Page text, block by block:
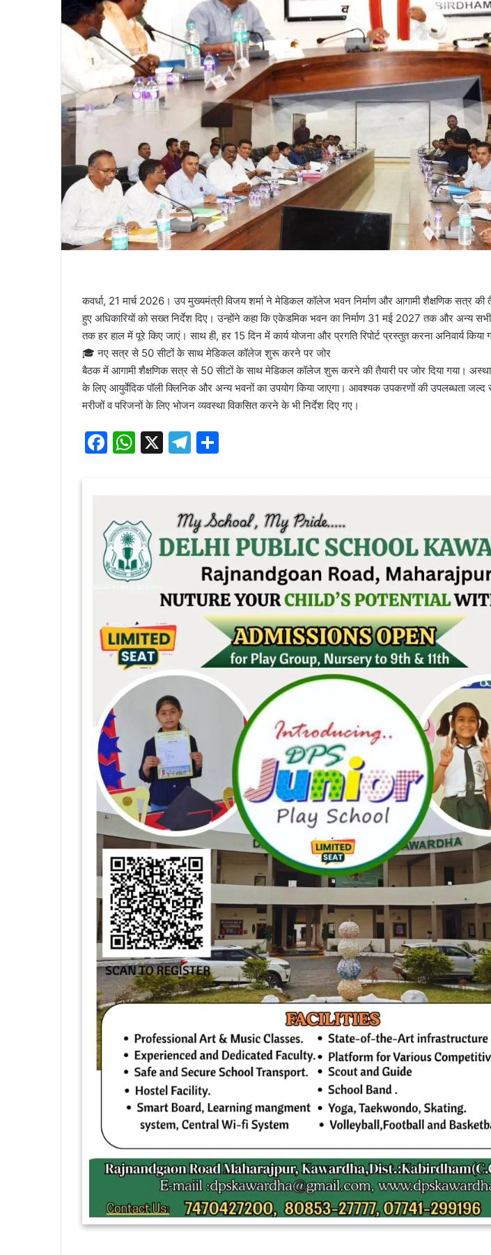
कवर्धा, 21 मार्च 2026। उप मुख्यमंत्री विजय शर्मा ने मेडिकल कॉलेज भवन निर्माण और आगामी शैक्षणिक सत्र की
हुए अधिकारियों को सख्त निर्देश दिए। उन्होंने कहा कि एकेडमिक भवन का निर्माण 31 मई 2027 तक और अन्य
तक हर हाल में पूरे किए जाएं। साथ ही, हर 15 दिन में कार्य योजना और प्रगति रिपोर्ट प्रस्तुत करना अनिवार्य किया
🎓 नए सत्र से 50 सीटों के साथ मेडिकल कॉलेज शुरू करने पर जोर
बैठक में आगामी शैक्षणिक सत्र से 50 सीटों के साथ मेडिकल कॉलेज शुरू करने की तैयारी पर जोर दिया गया।
के लिए आयुर्वेदिक पॉली क्लिनिक और अन्य भवनों का उपयोग किया जाएगा। आवश्यक उपकरणों की उपलब्धता
मरीजों व परिजनों के लिए भोजन व्यवस्था विकसित करने के भी निर्देश दिए गए।
F
b
o
o
W
A
p
p
X
T
gr
a
m
e